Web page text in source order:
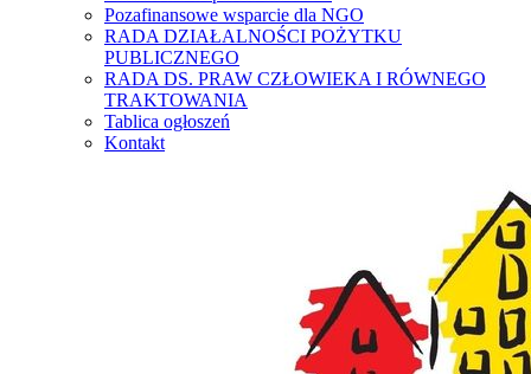
Pozafinansowe wsparcie dla NGO
RADA DZIAŁALNOŚCI POŻYTKU
PUBLICZNEGO
RADA DS. PRAW CZŁOWIEKA I RÓWNEGO
TRAKTOWANIA
Tablica ogłoszeń
Kontakt